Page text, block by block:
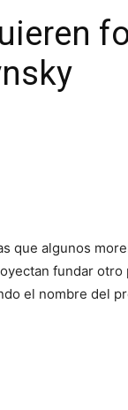
que algunos
fundar otro
el nombre del